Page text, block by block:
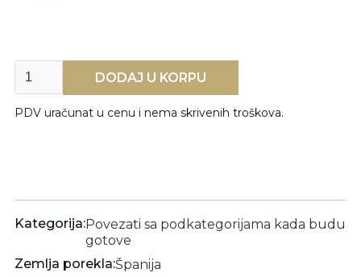
PDV uračunat u cenu i nema skrivenih troškova.
Kategorija:Povezati sa podkategorijama kada budu
gotove
Zemlja porekla:Španija